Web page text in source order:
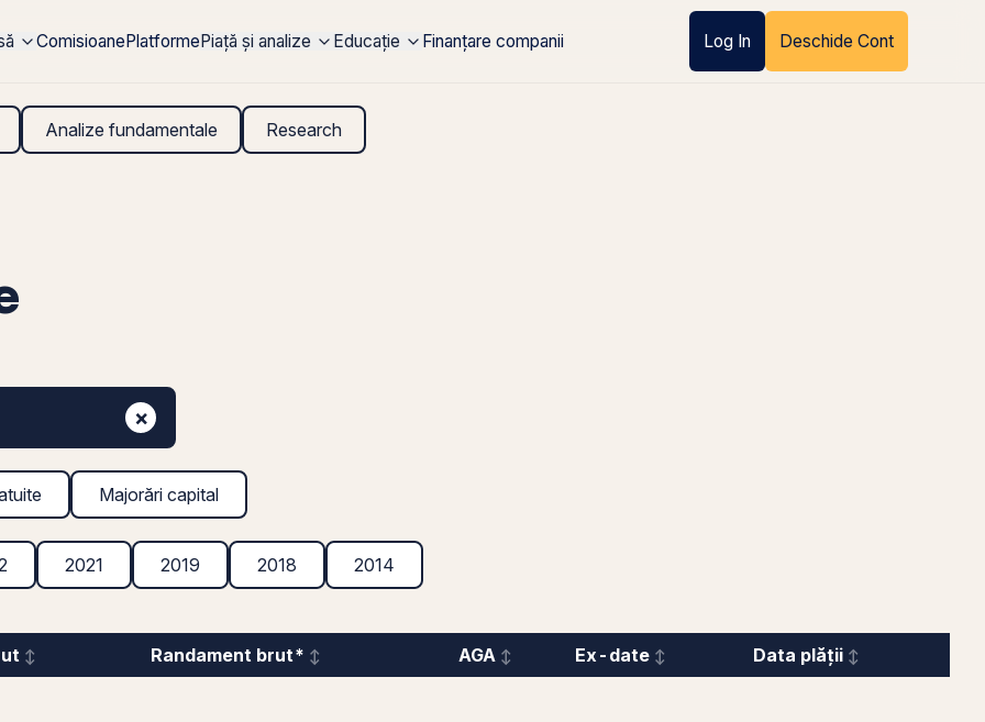
ComisioanePlatformePiață și analize Educație Finanțare companii Log In Deschide Cont
Analize fundamentale Research
×
Majorări capital
2021 2019 2018 2014
Randament brut* AGA Ex-date Data plății